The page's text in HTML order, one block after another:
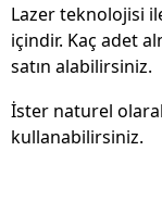
Lazer teknolojisi
içindir. Kaç adet
satın alabilirsiniz.
İster naturel
kullanabilirsiniz.